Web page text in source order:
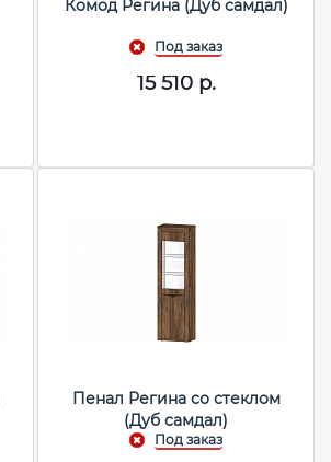
Комод Регина (Дуб самдал)
15 510р.
Пенал Регина со стеклом
(Дуб самдал)